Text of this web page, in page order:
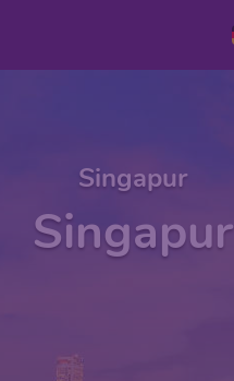
Singapur
Singapur